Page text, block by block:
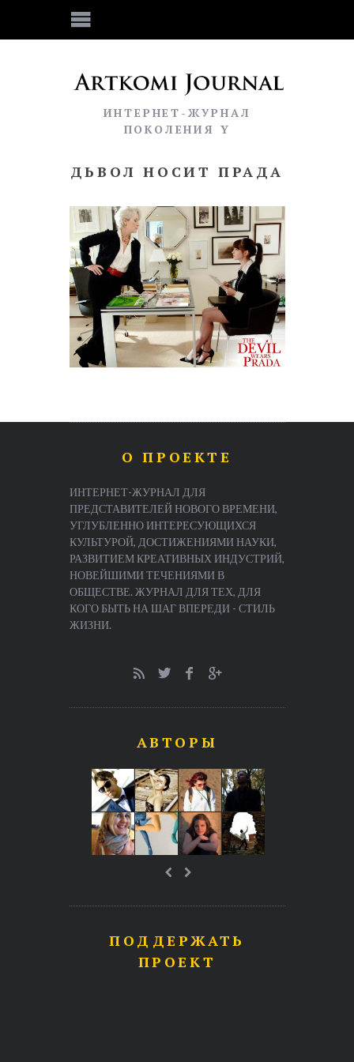
ИНТЕРНЕТ-ЖУРНАЛ
ПОКОЛЕНИЯ Y
ДЬВОЛ НОСИТ ПРАДА
О ПРОЕКТЕ
ИНТЕРНЕТ-ЖУРНАЛ ДЛЯ
ПРЕДСТАВИТЕЛЕЙ НОВОГО ВРЕМЕНИ,
УГЛУБЛЕННО ИНТЕРЕСУЮЩИХСЯ
КУЛЬТУРОЙ, ДОСТИЖЕНИЯМИ НАУКИ,
РАЗВИТИЕМ КРЕАТИВНЫХ ИНДУСТРИЙ,
НОВЕЙШИМИ ТЕЧЕНИЯМИ В
ОБЩЕСТВЕ. ЖУРНАЛ ДЛЯ ТЕХ, ДЛЯ
КОГО БЫТЬ НА ШАГ ВПЕРЕДИ - СТИЛЬ
ЖИЗНИ.
АВТОРЫ
ПОДДЕРЖАТЬ
ПРОЕКТ